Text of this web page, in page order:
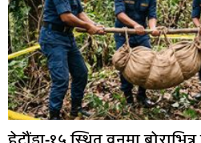
हेटौंडा-१५ स्थित वनमा